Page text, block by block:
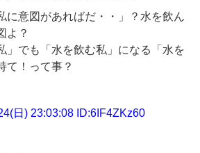
に意図があればだ・・」？水を飲ん
よ？
」でも「水を飲む私」になる「水を
て！って事？
日) 23:03:08 ID:6IF4ZKz60